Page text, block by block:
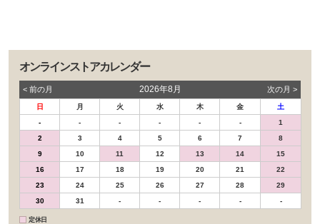
オンラインストアカレンダー
< 前の⽉ 2026年8月 次の⽉ >
日 月 火 水 木 金
土
-
- - - - -
1
2
3 4 5 6 7
8
9
10 11 12 13 14
15
16
17 18 19 20 21
22
23
24 25 26 27 28
29
30
31 - - - - -
定休日